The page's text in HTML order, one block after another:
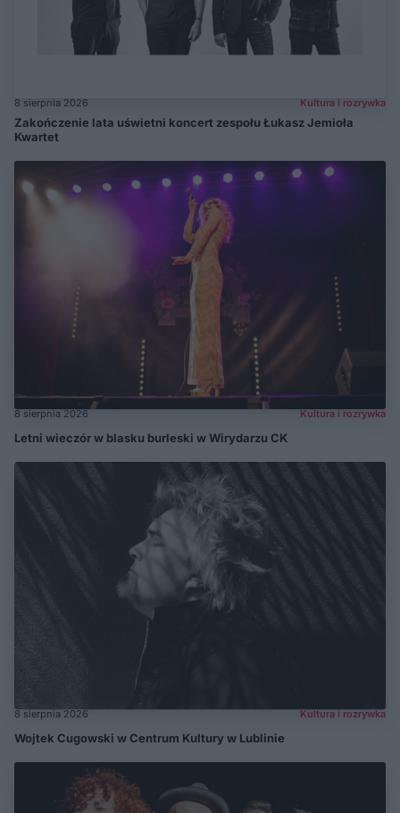
8 sierpnia 2026 Kultura i rozrywka
Zakończenie lata uświetni koncert zespołu Łukasz Jemioła
Kwartet
8 sierpnia 2026 Kultura i rozrywka
Letni wieczór w blasku burleski w Wirydarzu CK
8 sierpnia 2026 Kultura i rozrywka
Wojtek Cugowski w Centrum Kultury w Lublinie